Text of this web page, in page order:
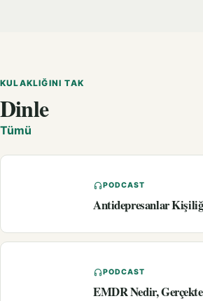
KULAKLIĞINI TAK
Dinle
Tümü
PODCAST
Antidepresanlar
PODCAST
EMDR Nedir,